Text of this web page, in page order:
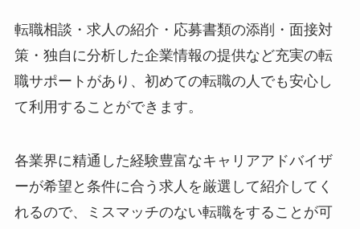
転職相談・求人の紹介・応募書類の添削・面接対
策・独自に分析した企業情報の提供など充実の転
職サポートがあり、初めての転職の人でも安心し
て利用することができます。
各業界に精通した経験豊富なキャリアアドバイザ
ーが希望と条件に合う求人を厳選して紹介してく
れるので、ミスマッチのない転職をすることが可